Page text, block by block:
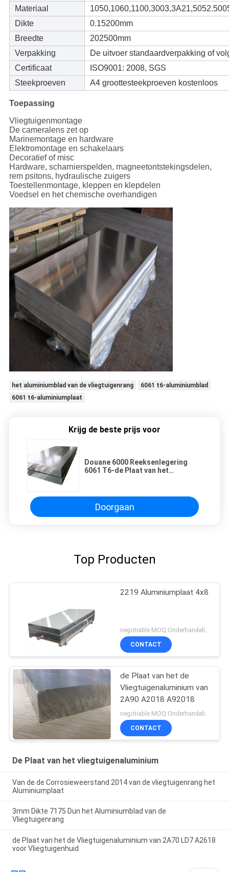
Materiaal
Dikte
0.15200mm
Breedte
202500mm
Verpakking
De uitvoer standaardverpakking of
Certificaat
ISO9001: 2008, SGS
Steekproeven
A4 groottesteekproeven kostenloos
Toepassing
Vliegtuigenmontage
De cameralens zet op
Marinemontage en hardware
Elektromontage en schakelaars
Decoratief of misc
Hardware, scharnierspelden, magneetontstekingsdelen,
rem psitons, hydraulische zuigers
Toestellenmontage, kleppen en klepdelen
Voedsel en het chemische overhandigen
het aluminiumblad van de vliegtuigenrang
6061 t6-aluminiumblad
6061 t6-aluminiumplaat
Krijg de beste prijs voor
Douane 6000 Reeksenlegering
6061 T6-de Plaat van het
Doorgaan
Top Producten
2219 Aluminiumplaat 4x8
negotiable MOQ:Onderhandeling
CONTACT
de Plaat van het de
Vliegtuigenaluminium van
2A90 A2018 A92018
CONTACT
De Plaat van het vliegtuigenaluminium
Van de de Corrosieweerstand 2014 van de vliegtuigenrang het
Aluminiumplaat
3mm Dikte 7175 Dun het Aluminiumblad van de
Vliegtuigenrang
de Plaat van het de Vliegtuigenaluminium van 2A70 LD7 A2618
voor Vliegtuigenhuid